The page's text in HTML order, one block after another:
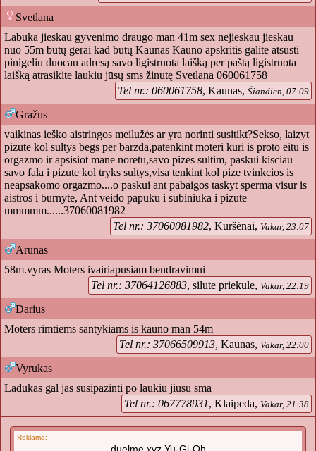
Svetlana
Labuka jieskau gyvenimo draugo man 41m sex nejieskau jieskau
nuo 55m būtų gerai kad būtų Kaunas Kauno apskritis galite atsusti
pinigeliu duocau adresą savo ligistruota laišką per paštą ligistruota
laišką atrasikite laukiu jūsų sms žinutę Svetlana 060061758
Tel nr.: 060061758, Kaunas, Šiandien, 07:09
Gražus
vaikinas ieško aistringos meilužės ar yra norinti susitikt?Sekso, laizyt
pizute kol sultys begs per barzda,patenkint moteri kuri is proto eitu is
orgazmo ir apsisiot mane noretu,savo pizes sultim, paskui kisciau
savo fala i pizute kol tryks sultys,visa tenkint kol pize tvinkcios is
neapsakomo orgazmo....o paskui ant pabaigos taskyt sperma visur is
aistros i burnyte, Ant veido papuku i subiniuka i pizute
mmmmm......37060081982
Tel nr.: 37060081982, Kuršėnai, Vakar, 23:07
Arunas
58m.vyras Moters ivairiapusiam bendravimui
Tel nr.: 37064126883, silute priekule, Vakar, 22:19
Darius
Moters rimtiems santykiams is kauno man 54m
Tel nr.: 37066509913, Kaunas, Vakar, 22:00
Vyrukas
Ladukas gal jas susipazinti po laukiu jiusu sma
Tel nr.: 067778931, Klaipeda, Vakar, 21:38
Reklama: